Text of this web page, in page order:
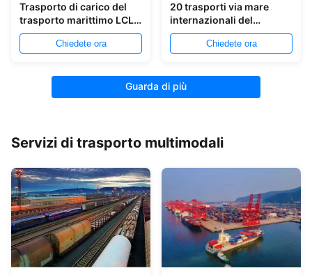
Trasporto di carico del
trasporto marittimo LCL
Cina ad Amburgo
Chiedete ora
20 trasporti via mare
internazionali del
trasporto del GP 40GP
40GH LCL a Karachi
Chiedete ora
Guarda di più
Servizi di trasporto multimodali